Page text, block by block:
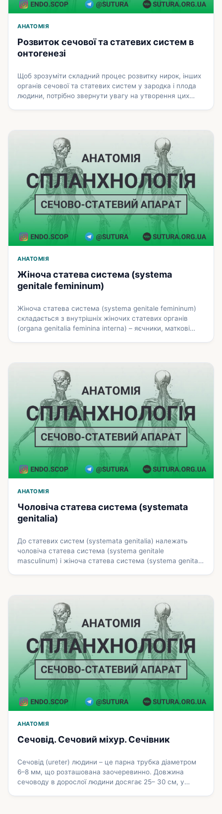
АНАТОМІЯ
Розвиток сечової та статевих систем в
онтогенезі
Щоб зрозуміти складний процес розвитку нирок, інших
органів сечової та статевих систем у зародка і плода
людини, потрібно звернути увагу на утворення цих
або переднирка (pronephros) утворюється …
Докладніше
АНАТОМІЯ
Жіноча статева система (systema
genitale femininum)
Жіноча статева система (systema genitale femininum)
складається з внутрішніх жіночих статевих органів
(organa genitalia feminina interna) – яєчники, маткові
органи Яєчник Яєчник (ovarium) – це парна жіноча …
Докладніше
АНАТОМІЯ
Чоловіча статева система (systemata
genitalia)
До статевих систем (systemata genitalia) належать
чоловіча статева система (systema genitale
masculinum) і жіноча статева система (systema genitale
статевих органів (organa genitalia masculina interna)
належать статеві залози – яєчка (з …
Докладніше
АНАТОМІЯ
Сечовід. Сечовий міхур. Сечівник
Сечовід (ureter) людини – це парна трубка діаметром
6–8 мм, що розташована заочеревинно. Довжина
сечоводу в дорослої людини досягає 25– 30 см, у